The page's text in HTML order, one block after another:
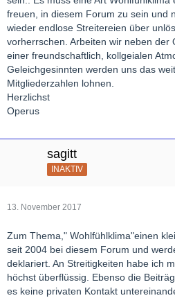
freuen, in diesem Forum zu sein und
wieder endlose Streitereien über
vorherrschen. Arbeiten wir neben der
einer freundschaftlich, kollgeialen
Geleichgesinnten werden uns das
Mitgliederzahlen lohnen.
Herzlichst
Operus
sagitt
INAKTIV
13. November 2017
Zum Thema," Wohlfühlklima"einen
seit 2004 bei diesem Forum und
deklariert. An Streitigkeiten habe ich
höchst überflüssig. Ebenso die
es keine privaten Kontakt